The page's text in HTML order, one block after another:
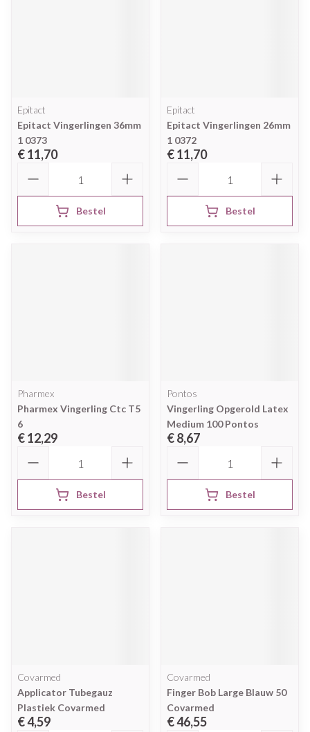
Epitact
Epitact Vingerlingen 36mm
1 0373
€ 11,70
Bestel
Epitact
Epitact Vingerlingen 26mm
1 0372
€ 11,70
Bestel
Pharmex
Pharmex Vingerling Ctc T5
6
€ 12,29
Bestel
Pontos
Vingerling Opgerold Latex
Medium 100 Pontos
€ 8,67
Bestel
Covarmed
Applicator Tubegauz
Plastiek Covarmed
€ 4,59
Covarmed
Finger Bob Large Blauw 50
Covarmed
€ 46,55